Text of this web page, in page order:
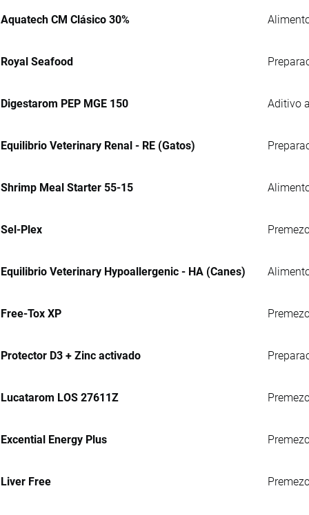
Aquatech CM Clásico 30%
Royal Seafood
Digestarom PEP MGE 150 Aditivo
Equilibrio Veterinary Renal - RE (Gatos)
Shrimp Meal Starter 55-15
Sel-Plex
Equilibrio Veterinary Hypoallergenic - HA (Canes)
Free-Tox XP
Protector D3 + Zinc activado
Lucatarom LOS 27611Z
Excential Energy Plus
Liver Free